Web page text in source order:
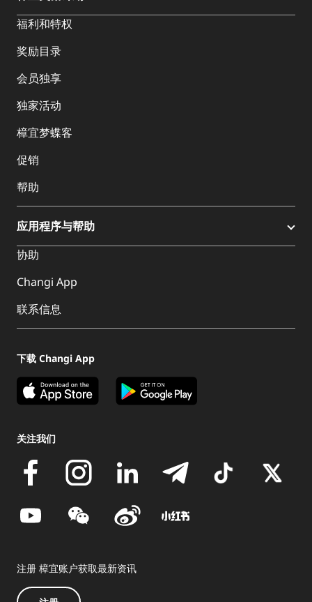
福利和特权
奖励目录
会员独享
独家活动
樟宜梦蝶客
促销
帮助
应用程序与帮助
协助
Changi App
联系信息
下载 Changi App
关注我们
注册 樟宜账户获取最新资讯